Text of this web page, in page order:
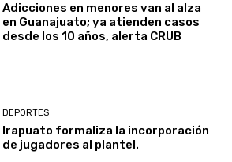
Adicciones en menores van al alza
en Guanajuato; ya atienden casos
desde los 10 años, alerta CRUB
DEPORTES
Irapuato formaliza la incorporación
de jugadores al plantel.